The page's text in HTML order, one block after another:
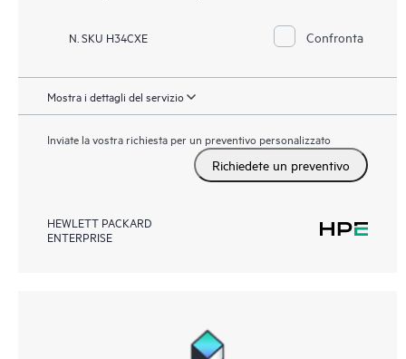
N. SKU H34CXE Confronta
Mostra i dettagli del servizio
Inviate la vostra richiesta per un preventivo personalizzato
Richiedete un preventivo
HEWLETT PACKARD
ENTERPRISE